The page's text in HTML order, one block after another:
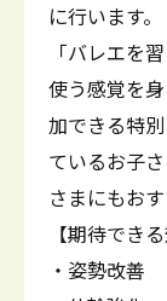
に行います。
「バレエを
使う感覚を
加できる特
ているお子
さまにもおす
【期待できる
・姿勢改善